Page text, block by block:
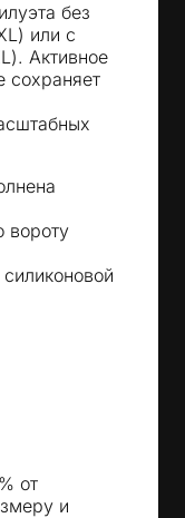
без
или с
Активное
сохраняет
вороту
от
и